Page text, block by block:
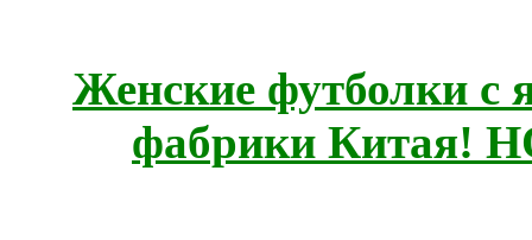
Женские футболки с
фабрики Китая!